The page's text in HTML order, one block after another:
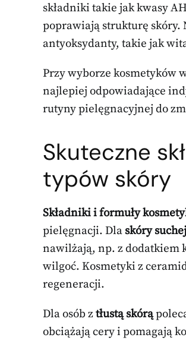
składniki takie jak kwasy
poprawiają strukturę skóry.
antyoksydanty, takie jak
Przy wyborze kosmetyków
najlepiej odpowiadające
rutyny pielęgnacyjnej do
Skuteczne
typów skóry
Składniki i formuły
pielęgnacji. Dla skóry suchej
nawilżają, np. z dodatkiem
wilgoć. Kosmetyki z
regeneracji.
Dla osób ztłustą skórą
obciążają cery i pomagają